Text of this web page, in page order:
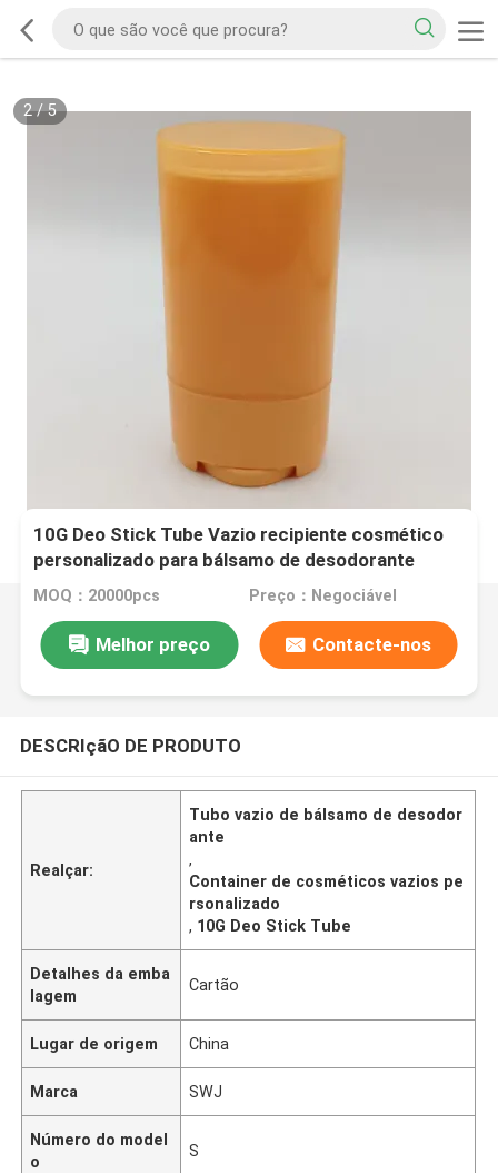
2/5
10G Deo Stick Tube Vazio recipiente cosmético
personalizado para bálsamo de desodorante
MOQ：20000pcs Preço：Negociável
Melhor preço Contacte-nos
DESCRIçãO DE PRODUTO
Realçar:
Tubo vazio de bálsamo de desodor
ante
,
Container de cosméticos vazios pe
rsonalizado
, 10G Deo Stick Tube
Detalhes da emba
lagem
Cartão
Lugar de origem China
Marca SWJ
Número do model
o
S